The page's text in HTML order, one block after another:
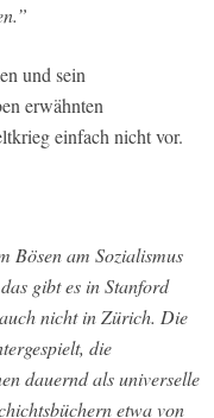
und sein
erwähnten
einfach nicht vor.
Bösen am Sozialismus
gibt es in Stanford
nicht in Zürich. Die
die
dauernd als universelle
etwa von